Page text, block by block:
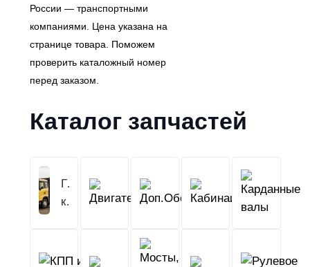
России — транспортными
компаниями. Цена указана на
странице товара. Поможем
проверить каталожный номер
перед заказом.
Каталог запчастей
Грузовой
кузов
Двигатель Кабина
КПП